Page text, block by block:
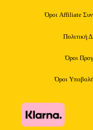
Όροι Affiliate
Πολιτική
Όροι
Όροι